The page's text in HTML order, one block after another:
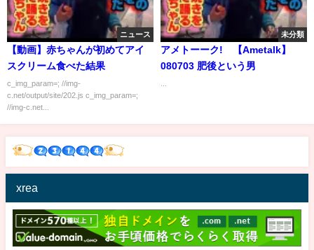
ニュース
【動画】赤ちゃんが初めてアイ
スクリーム食べた結果
c_img_param=; //img-
c.net/output/site/202.js c_img_param=;
//img-c.net...
未分類
アメトーーク! 【Ametalk】
080703 肥後という男
xrea